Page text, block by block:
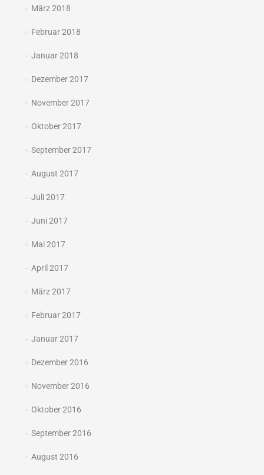
März 2018
Februar 2018
Januar 2018
Dezember 2017
November 2017
Oktober 2017
September 2017
August 2017
Juli 2017
Juni 2017
Mai 2017
April 2017
März 2017
Februar 2017
Januar 2017
Dezember 2016
November 2016
Oktober 2016
September 2016
August 2016